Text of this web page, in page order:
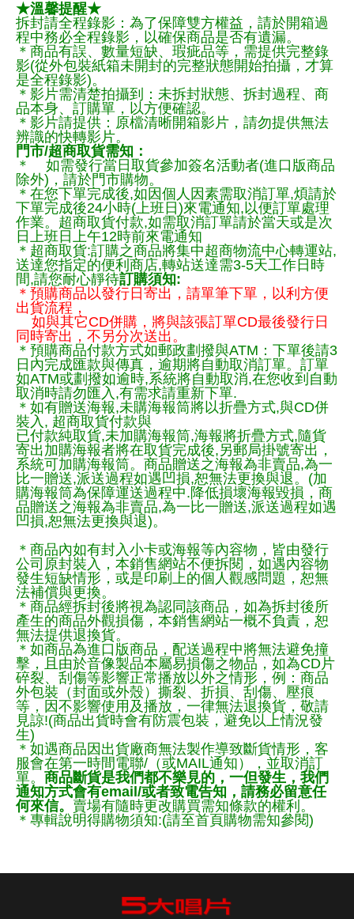
★溫馨提醒★
拆封請全程錄影：為了保障雙方權益，請於開箱過
程中務必全程錄影，以確保商品是否有遺漏。
＊商品有誤、數量短缺、瑕疵品等，需提供完整錄
影(從外包裝紙箱未開封的完整狀態開始拍攝，才算
是全程錄影)。
＊影片需清楚拍攝到：未拆封狀態、拆封過程、商
品本身、訂購單，以方便確認。
＊影片請提供：原檔清晰開箱影片，請勿提供無法
辨識的快轉影片。
門市/超商取貨需知：
＊ 如需發行當日取貨參加簽名活動者(進口版商品
除外)，請於門市購物。
＊在您下單完成後,如因個人因素需取消訂單,煩請於
下單完成後24小時(上班日)來電通知,以便訂單處理
作業。超商取貨付款,如需取消訂單請於當天或是次
日上班日上午12時前來電通知
＊超商取貨:訂購之商品將集中超商物流中心轉運站,
送達您指定的便利商店,轉站送達需3-5天工作日時
間,請您耐心靜待訂購須知:
＊預購商品以發行日寄出，請單筆下單，以利方便
出貨流程，
如與其它CD併購，將與該張訂單CD最後發行日
同時寄出，不另分次送出。
＊預購商品付款方式如郵政劃撥與ATM：下單後請3
日內完成匯款與傳真，逾期將自動取消訂單。訂單
如ATM或劃撥如逾時,系統將自動取消,在您收到自動
取消時請勿匯入,有需求請重新下單.
＊如有贈送海報,未購海報筒將以折疊方式,與CD併
裝入, 超商取貨付款與
已付款純取貨,未加購海報筒,海報將折疊方式,隨貨
寄出加購海報者將在取貨完成後,另郵局掛號寄出，
系統可加購海報筒。商品贈送之海報為非賣品,為一
比一贈送,派送過程如遇凹損,恕無法更換與退。(加
購海報筒為保障運送過程中.降低損壞海報毀損，商
品贈送之海報為非賣品,為一比一贈送,派送過程如遇
凹損,恕無法更換與退)。
＊商品內如有封入小卡或海報等內容物，皆由發行
公司原封裝入，本銷售網站不便拆閱，如遇內容物
發生短缺情形，或是印刷上的個人觀感問題，恕無
法補償與更換。
＊商品經拆封後將視為認同該商品，如為拆封後所
產生的商品外觀損傷，本銷售網站一概不負責，恕
無法提供退換貨。
＊如商品為進口版商品，配送過程中將無法避免撞
擊，且由於音像製品本屬易損傷之物品，如為CD片
碎裂、刮傷等影響正常播放以外之情形，例：商品
外包裝（封面或外殼）撕裂、折損、刮傷、壓痕
等，因不影響使用及播放，一律無法退換貨，敬請
見諒!(商品出貨時會有防震包裝，避免以上情況發
生)
＊如遇商品因出貨廠商無法製作導致斷貨情形，客
服會在第一時間電聯/（或MAIL通知），並取消訂
單。 商品斷貨是我們都不樂見的，一但發生，我們
通知方式會有email/或者致電告知，請務必留意任
何來信。 賣場有隨時更改購買需知條款的權利。
＊專輯說明得購物須知:(請至首頁購物需知參閱)